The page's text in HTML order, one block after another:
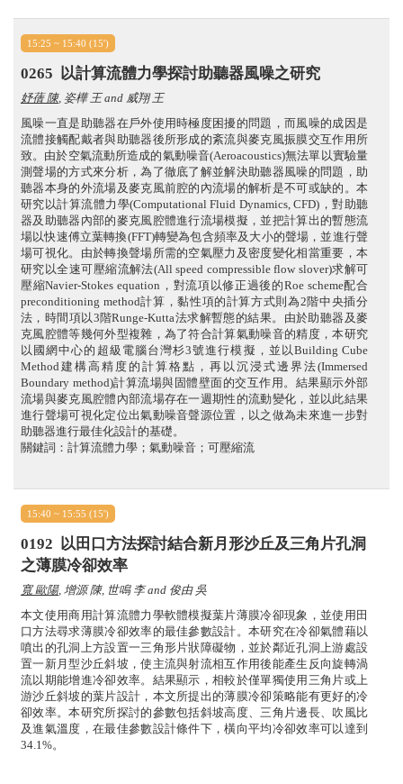
15:25 ~ 15:40 (15')
0265 以計算流體力學探討助聽器風噪之研究
妤蒨 陳, 姿樺 王 and 威翔 王
風噪一直是助聽器在戶外使用時極度困擾的問題，而風噪的成因是
流體接觸配戴者與助聽器後所形成的紊流與麥克風振膜交互作用所
致。由於空氣流動所造成的氣動噪音(Aeroacoustics)無法單以實驗量
測聲場的方式來分析，為了徹底了解並解決助聽器風噪的問題，助
聽器本身的外流場及麥克風前腔的內流場的解析是不可或缺的。本
研究以計算流體力學(Computational Fluid Dynamics, CFD)，對助聽
器及助聽器內部的麥克風腔體進行流場模擬，並把計算出的暫態流
場以快速傅立葉轉換(FFT)轉變為包含頻率及大小的聲場，並進行聲
場可視化。由於轉換聲場所需的空氣壓力及密度變化相當重要，本
研究以全速可壓縮流解法(All speed compressible flow slover)求解可
壓縮Navier-Stokes equation，對流項以修正過後的Roe scheme配合
preconditioning method計算，黏性項的計算方式則為2階中央插分
法，時間項以3階Runge-Kutta法求解暫態的結果。由於助聽器及麥
克風腔體等幾何外型複雜，為了符合計算氣動噪音的精度，本研究
以國網中心的超級電腦台灣杉3號進行模擬，並以Building Cube
Method建構高精度的計算格點，再以沉浸式邊界法(Immersed
Boundary method)計算流場與固體壁面的交互作用。結果顯示外部
流場與麥克風腔體內部流場存在一週期性的流動變化，並以此結果
進行聲場可視化定位出氣動噪音聲源位置，以之做為未來進一步對
助聽器進行最佳化設計的基礎。
關鍵詞：計算流體力學；氣動噪音；可壓縮流
15:40 ~ 15:55 (15')
0192 以田口方法探討結合新月形沙丘及三角片孔洞
之薄膜冷卻效率
寬 歐陽, 增源 陳, 世鳴 李 and 俊由 吳
本文使用商用計算流體力學軟體模擬葉片薄膜冷卻現象，並使用田
口方法尋求薄膜冷卻效率的最佳參數設計。本研究在冷卻氣體藉以
噴出的孔洞上方設置一三角形片狀障礙物，並於鄰近孔洞上游處設
置一新月型沙丘斜坡，使主流與射流相互作用後能產生反向旋轉渦
流以期能增進冷卻效率。結果顯示，相較於僅單獨使用三角片或上
游沙丘斜坡的葉片設計，本文所提出的薄膜冷卻策略能有更好的冷
卻效率。本研究所探討的參數包括斜坡高度、三角片邊長、吹風比
及進氣溫度，在最佳參數設計條件下，橫向平均冷卻效率可以達到
34.1%。